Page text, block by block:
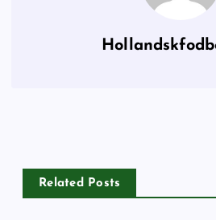
Related Posts